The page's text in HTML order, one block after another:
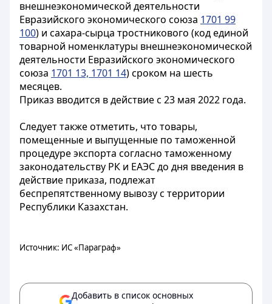
внешнеэкономической деятельности
Евразийского экономического союза 1701 99
100) и сахара-сырца тростникового (код единой
товарной номенклатуры внешнеэкономической
деятельности Евразийского экономического
союза 1701 13, 1701 14) сроком на шесть
месяцев.
Приказ вводится в действие с 23 мая 2022 года.
Следует также отметить, что товары,
помещенные и выпущенные по таможенной
процедуре экспорта согласно таможенному
законодательству РК и ЕАЭС до дня введения в
действие приказа, подлежат
беспрепятственному вывозу с территории
Республики Казахстан.
Источник: ИС «Параграф»
Добавить в список основных